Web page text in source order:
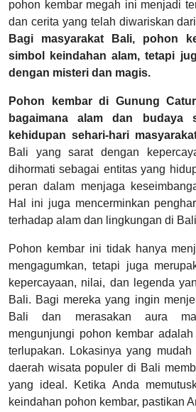
pohon kembar megah ini menjadi
dan cerita yang telah diwariskan
Bagi masyarakat Bali, pohon
simbol keindahan alam, tetapi
dengan misteri dan magis.
Pohon kembar di Gunung
bagaimana alam dan budaya
kehidupan sehari-hari
Bali yang sarat dengan
dihormati sebagai entitas yang
peran dalam menjaga
Hal ini juga mencerminkan
terhadap alam dan lingkungan di
Pohon kembar ini tidak hanya
mengagumkan, tetapi juga
kepercayaan, nilai, dan legenda
Bali. Bagi mereka yang ingin
Bali dan merasakan aura
mengunjungi pohon kembar
terlupakan. Lokasinya yang
daerah wisata populer di Bali
yang ideal. Ketika Anda
keindahan pohon kembar, pastikan